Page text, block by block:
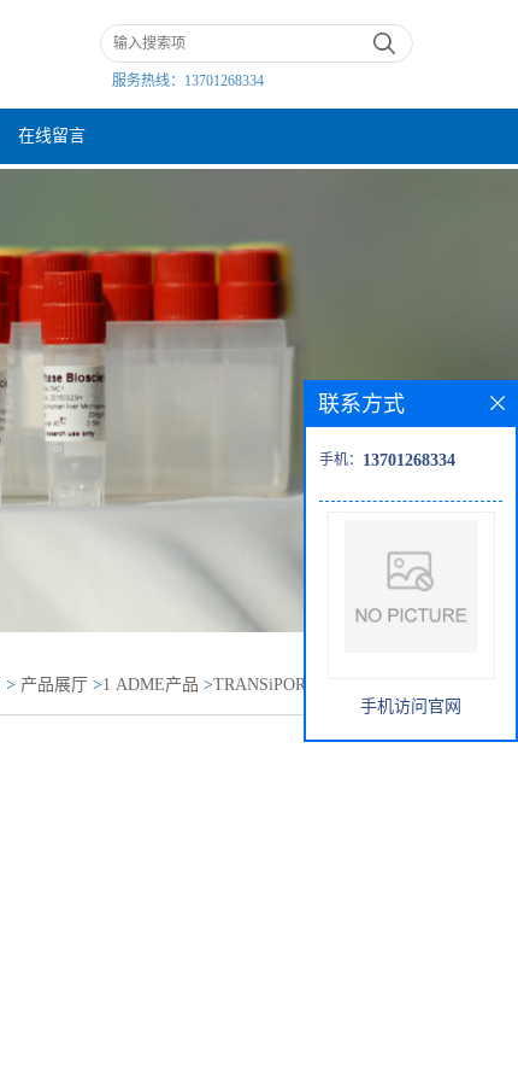
服务热线： 13701268334
在线留言
> 产品展厅 >1 ADME产品 >TRANSiPORT SLC转运体
联系方式
手机： 13701268334
手机访问官网